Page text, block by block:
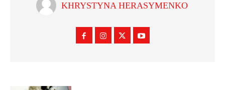
KHRYSTYNA HERASYMENKO